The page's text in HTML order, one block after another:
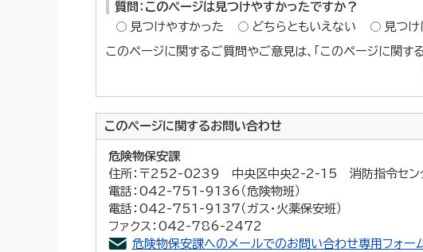
質問：このページは見つけやすかったですか？
見つけやすかった
どちらともいえない 見つけ
このページに関するご質問やご意見は、「このページに関す
このページに関するお問い合わせ
危険物保安課
住所：〒252-0239 中央区中央2-2-15 消防指令セン
電話：042-751-9136（危険物班）
電話：042-751-9137（ガス・火薬保安班）
ファクス：042-786-2472
危険物保安課へのメールでのお問い合わせ専用フォー